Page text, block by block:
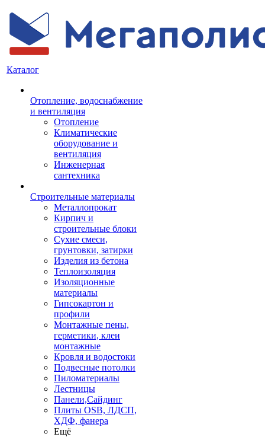
Каталог
Отопление, водоснабжение
и вентиляция
Отопление
Климатические
оборудование и
вентиляция
Инженерная
сантехника
Строительные материалы
Металлопрокат
Кирпич и
строительные блоки
Сухие смеси,
грунтовки, затирки
Изделия из бетона
Теплоизоляция
Изоляционные
материалы
Гипсокартон и
профили
Монтажные пены,
герметики, клеи
монтажные
Кровля и водостоки
Подвесные потолки
Пиломатериалы
Лестницы
Панели,Сайдинг
Плиты OSB, ЛДСП,
ХДФ, фанера
Ещё